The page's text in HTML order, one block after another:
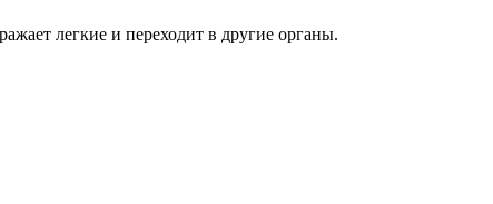
легкие и переходит в другие органы.